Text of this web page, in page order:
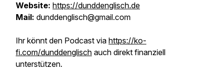
Website: https://dunddenglisch.de
Mail: dunddenglisch@gmail.com
Ihr könnt den Podcast via https://ko-
fi.com/dunddenglisch auch direkt finanziell
unterstützen.